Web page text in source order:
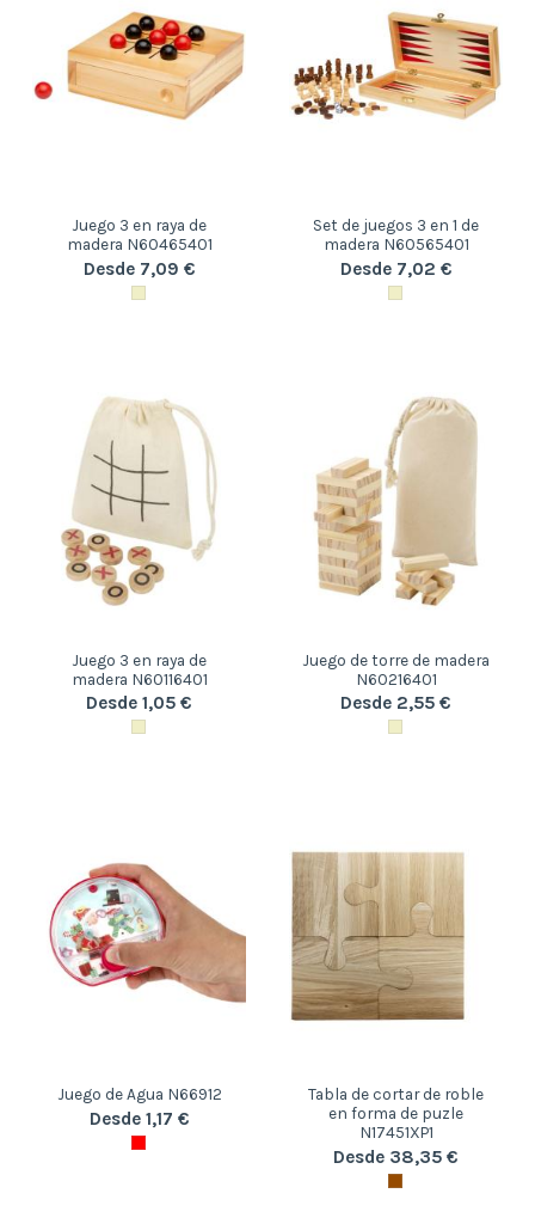
Juego 3 en raya de
madera N60465401
Desde 7,09 €
Set de juegos 3 en 1 de
madera N60565401
Desde 7,02 €
Juego 3 en raya de
madera N60116401
Desde 1,05 €
Juego de torre de madera
N60216401
Desde 2,55 €
Juego de Agua N66912
Desde 1,17 €
Tabla de cortar de roble
en forma de puzle
N17451XP1
Desde 38,35 €